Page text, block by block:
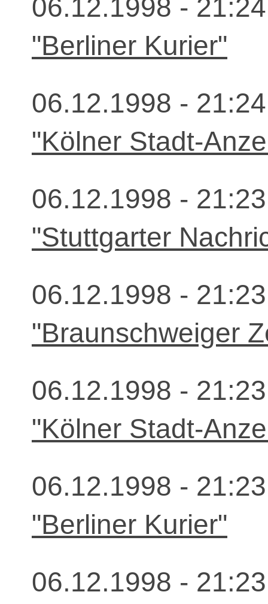
06.12.1998 -
"Berliner Kurier"
06.12.1998 -
"Kölner Stadt-
06.12.1998 -
"Stuttgarter
06.12.1998 -
"Braunschweiger
06.12.1998 -
"Kölner Stadt-
06.12.1998 -
"Berliner Kurier"
06.12.1998 -